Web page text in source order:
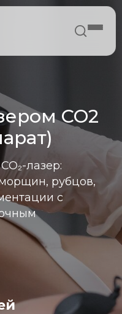
CO2
лазер:
рубцов,
с